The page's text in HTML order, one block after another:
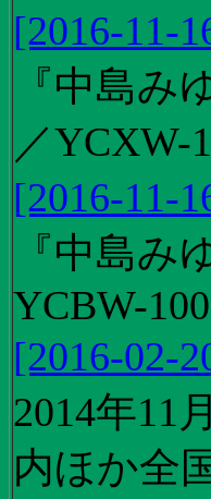
[2016-11-
『中島み
／YCXW-
[2016-11-
『中島み
YCBW-
[2016-02-
2014年11
内ほか全